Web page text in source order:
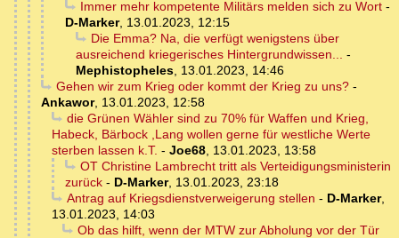
Immer mehr kompetente Militärs melden sich zu Wort-
D-Marker, 13.01.2023, 12:15
Die Emma? Na, die verfügt wenigstens über
ausreichend kriegerisches Hintergrundwissen... -
Mephistopheles, 13.01.2023, 14:46
Gehen wir zum Krieg oder kommt der Krieg zu uns?-
Ankawor, 13.01.2023, 12:58
die Grünen Wähler sind zu 70% für Waffen und Krieg,
Habeck, Bärbock ,Lang wollen gerne für westliche Werte
sterben lassen k.T. - Joe68, 13.01.2023, 13:58
OT Christine Lambrecht tritt als Verteidigungsministerin
zurück - D-Marker, 13.01.2023, 23:18
Antrag auf Kriegsdienstverweigerung stellen - D-Marker,
13.01.2023, 14:03
Ob das hilft, wenn der MTW zur Abholung vor der Tür